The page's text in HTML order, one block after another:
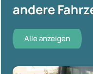
andere
Alle anzeigen